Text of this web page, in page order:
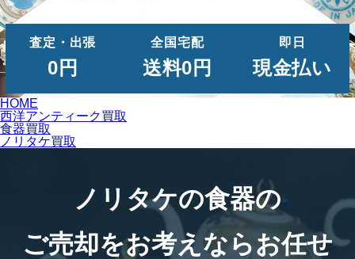
査定・出張
0円
全国宅配
送料0円
即日
現金払い
HOME
西洋アンティーク買取
食器買取
ノリタケ買取
ノリタケの食器の
ご売却をお考えならお任せ